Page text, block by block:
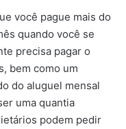
você pague mais do
quando você se
precisa pagar o
bem como um
do aluguel mensal
uma quantia
podem pedir